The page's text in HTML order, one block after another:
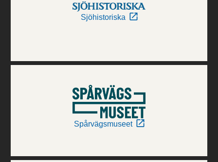
Sjöhistoriska
Spårvägsmuseet